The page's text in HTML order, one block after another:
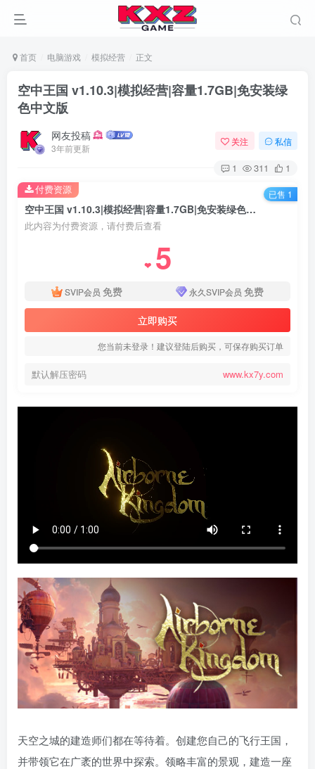
首页 电脑游戏 模拟经营 正文
空中王国 v1.10.3|模拟经营|容量1.7GB|免安装绿
色中文版
网友投稿
3年前更新
关注 私信
1 311 1
空中王国 v1.10.3|模拟经营|容量1.7GB|免安装绿色中文版
此内容为付费资源，请付费后查看
❤ 5
SVIP会员 免费 永久SVIP会员 免费
立即购买
您当前未登录！建议登陆后购买，可保存购买订单
默认解压密码 www.kx7y.com
付费资源 已售 1
天空之城的建造师们都在等待着。创建您自己的飞行王国，
并带领它在广袤的世界中探索。领略丰富的景观，建造一座